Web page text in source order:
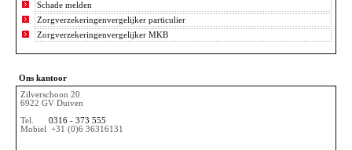
Schade melden
Zorgverzekeringenvergelijker particulier
Zorgverzekeringenvergelijker MKB
Ons kantoor
Zilverschoon 20
6922 GV Duiven
Tel.
0316 - 373 555
Mobiel
+31 (0)6 36316131